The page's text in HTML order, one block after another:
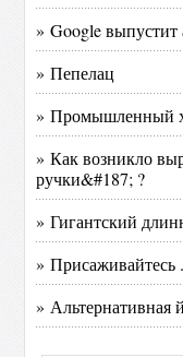
» Google выпустит
» Пепелац
» Промышленный
» Как возникло
ручки&#187; ?
» Гигантский
» Присаживайтесь
» Альтернативная